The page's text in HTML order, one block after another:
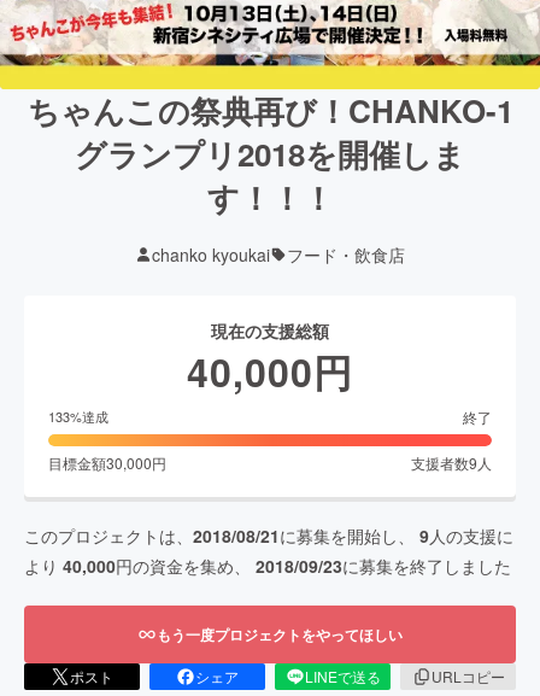
ちゃんこの祭典再び！CHANKO-1
グランプリ2018を開催しま
す！！！
chanko kyoukai フード・飲食店
現在の支援総額
40,000円
133%達成 終了
目標金額30,000円 支援者数9 人
このプロジェクトは、 2018/08/21に募集を開始し、 9人の支援に
より 40,000円の資金を集め、 2018/09/23に募集を終了しました
もう一度プロジェクトをやってほしい
ポスト シェア LINEで送る
URLコピー